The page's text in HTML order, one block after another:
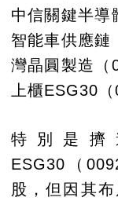
中信關鍵半導
智能車供應鏈
灣晶圓製造（
上櫃ESG30
特別是擠
ESG30（
股，但因其